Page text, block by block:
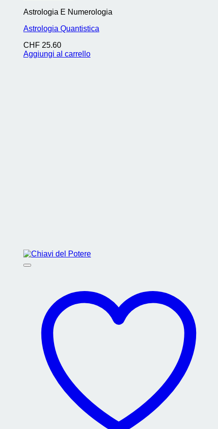
Astrologia E Numerologia
Astrologia Quantistica
CHF 25.60
Aggiungi al carrello